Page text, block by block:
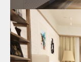
плитки по
Напольные
доступной
товаров отнашей
30.05.2024